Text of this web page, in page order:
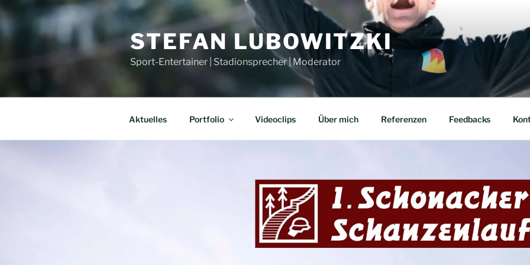
Zum
Inhalt
springen
STEFAN LUBOWITZKI
Sport-Entertainer | Stadionsprecher | Moderator
Aktuelles Portfolio Videoclips Über mich Referenzen Feedbacks